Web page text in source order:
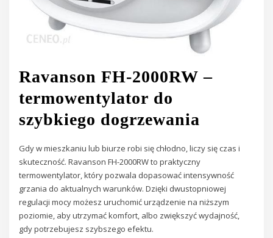
Ravanson FH-2000RW –
termowentylator do
szybkiego dogrzewania
Gdy w mieszkaniu lub biurze robi się chłodno, liczy się czas i
skuteczność. Ravanson FH-2000RW to praktyczny
termowentylator, który pozwala dopasować intensywność
grzania do aktualnych warunków. Dzięki dwustopniowej
regulacji mocy możesz uruchomić urządzenie na niższym
poziomie, aby utrzymać komfort, albo zwiększyć wydajność,
gdy potrzebujesz szybszego efektu.